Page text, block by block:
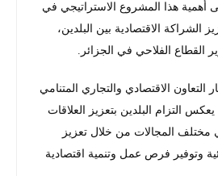
أهمية هذا المشروع الاستراتيجي في
الشراكة الاقتصادية بين البلدين،
القطاع الفلاحي في الجزائر.
الاقتصادي والتجاري المتنامي
التزام البلدين بتعزيز العلاقات
في مختلف المجالات من خلال تعزيز
وتوفير فرص عمل وتنمية اقتصادية